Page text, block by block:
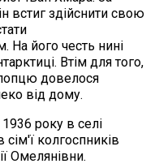
встиг здійснити свою
На його честь нині
Втім для того,
довелося
від дому.
року в селі
колгоспників
Омелянівни.